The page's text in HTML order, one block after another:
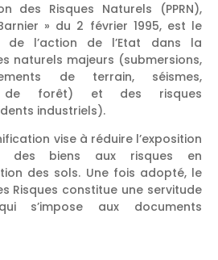
des Risques Naturels (PPRN),
» du 2 février 1995, est le
de l’action de l’Etat dans la
naturels majeurs (submersions,
de terrain, séismes,
de forêt) et des risques
industriels).
vise à réduire l’exposition
des biens aux risques en
des sols. Une fois adopté, le
Risques constitue une servitude
s’impose aux documents